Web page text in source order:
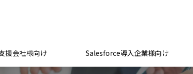
援会社様向け Salesforce導入企業様向け